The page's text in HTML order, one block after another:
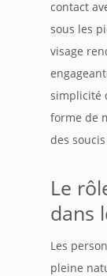
contact
sous les
visage
simplicité
forme de
des
Le
dans
Les
pleine